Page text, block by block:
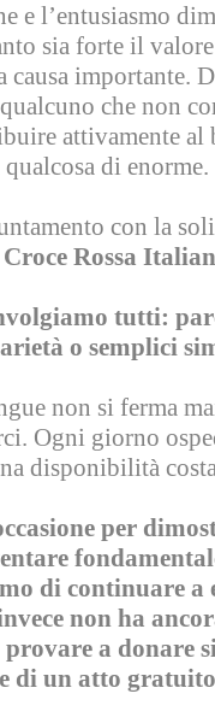
e l’entusiasmo
sia forte il
causa importante.
che non
attivamente al
di enorme.
con la
Croce Rossa
tutti:
o semplici
non si ferma
Ogni giorno
disponibilità
per
di continuare a
non ha
a donare
di un atto gratuito